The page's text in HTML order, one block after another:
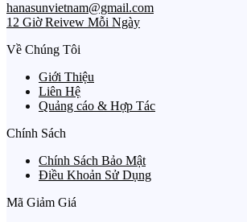
hanasunvietnam@gmail.com
12 Giờ Reivew Mỗi Ngày
Về Chúng Tôi
Giới Thiệu
Liên Hệ
Quảng cáo & Hợp Tác
Chính Sách
Chính Sách Bảo Mật
Điều Khoản Sử Dụng
Mã Giảm Giá